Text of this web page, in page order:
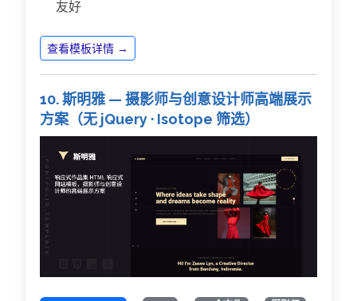
友好
查看模板详情 →
10. 斯明雅 — 摄影师与创意设计师高端展示
方案（无 jQuery · Isotope 筛选）